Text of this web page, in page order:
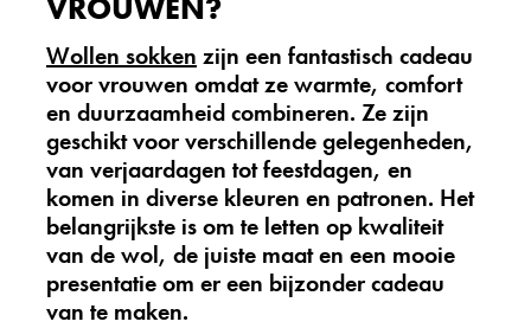
VROUWEN?
Wollen sokken zijn een fantastisch cadeau
voor vrouwen omdat ze warmte, comfort
en duurzaamheid combineren. Ze zijn
geschikt voor verschillende gelegenheden,
van verjaardagen tot feestdagen, en
komen in diverse kleuren en patronen. Het
belangrijkste is om te letten op kwaliteit
van de wol, de juiste maat en een mooie
presentatie om er een bijzonder cadeau
van te maken.